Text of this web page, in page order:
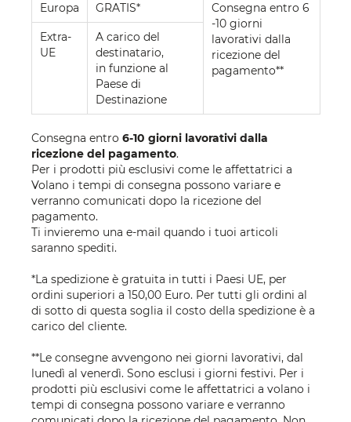
Europa GRATIS*
Consegna entro 6
-10 giorni
lavorativi dalla
ricezione del
pagamento**
Extra-
UE
A carico del
destinatario,
in funzione al
Paese di
Destinazione
Consegna entro 6-10 giorni lavorativi dalla
ricezione del pagamento.
Per i prodotti più esclusivi come le affettatrici a
Volano i tempi di consegna possono variare e
verranno comunicati dopo la ricezione del
pagamento.
Ti invieremo una e-mail quando i tuoi articoli
saranno spediti.
*La spedizione è gratuita in tutti i Paesi UE, per
ordini superiori a 150,00 Euro. Per tutti gli ordini al
di sotto di questa soglia il costo della spedizione è a
carico del cliente.
**Le consegne avvengono nei giorni lavorativi, dal
lunedì al venerdì. Sono esclusi i giorni festivi. Per i
prodotti più esclusivi come le affettatrici a volano i
tempi di consegna possono variare e verranno